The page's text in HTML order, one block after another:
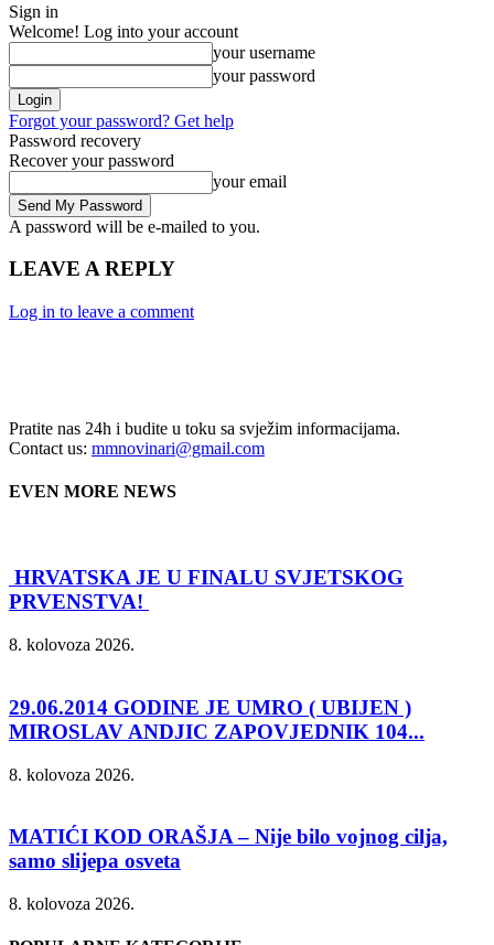
Sign in
Welcome! Log into your account
your username
your password
Forgot your password? Get help
Password recovery
Recover your password
your email
A password will be e-mailed to you.
LEAVE A REPLY
Log in to leave a comment
Pratite nas 24h i budite u toku sa svježim informacijama.
Contact us: mmnovinari@gmail.com
EVEN MORE NEWS
HRVATSKA JE U FINALU SVJETSKOG
PRVENSTVA!
8. kolovoza 2026.
29.06.2014 GODINE JE UMRO ( UBIJEN )
MIROSLAV ANDJIC ZAPOVJEDNIK 104...
8. kolovoza 2026.
MATIĆI KOD ORAŠJA – Nije bilo vojnog cilja,
samo slijepa osveta
8. kolovoza 2026.